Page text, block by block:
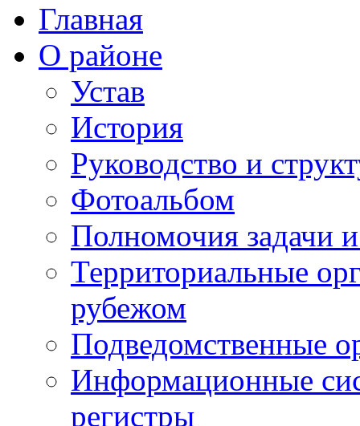
Главная
О районе
Устав
История
Руководство и
Фотоальбом
Полномочия задачи
Территориальные
рубежом
Подведомственные
Информационные
регистры